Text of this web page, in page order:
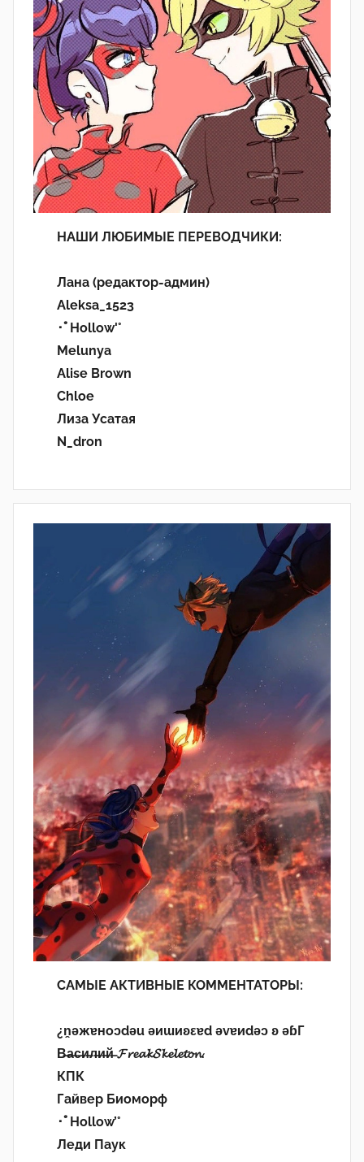
НАШИ ЛЮБИМЫЕ ПЕРЕВОДЧИКИ:
Лана (редактор-админ)
Aleksa_1523
･ﾟHollow'°
Melunya
Alise Brown
Chloe
Лиза Усатая
N_dron
САМЫЕ АКТИВНЫЕ КОММЕНТАТОРЫ:
¿n̯ǝжɐноɔdǝu ǝиɯиʚεɐd ǝvɐиdǝɔ ʚ ǝɓГ
В̶а̶с̶и̶л̶и̶й̶ 𝓕𝓻𝓮𝓪𝓴𝓢𝓴𝓮𝓵𝓮𝓽𝓸𝓷.
КПК
Гайвер Биоморф
･ﾟHollow’°
Леди Паук